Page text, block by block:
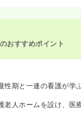
おすすめポイント
期と一連の看護が学
老人ホームを設け、医